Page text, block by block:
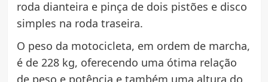
roda dianteira e pinça de dois pistões e disco
simples na roda traseira.
O peso da motocicleta, em ordem de marcha,
é de 228 kg, oferecendo uma ótima relação
de peso e potência e também uma altura do